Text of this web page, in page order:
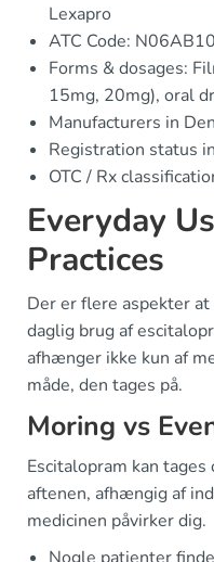
Lexapro
ATC Code: N06AB10
Forms & dosages:
15mg, 20mg), oral
Manufacturers in
Registration status
OTC / Rx
Everyday
Practices
Der er flere aspekter
daglig brug af
afhænger ikke kun af
måde, den tages på.
Moring vs
Escitalopram kan
aftenen, afhængig af
medicinen påvirker dig.